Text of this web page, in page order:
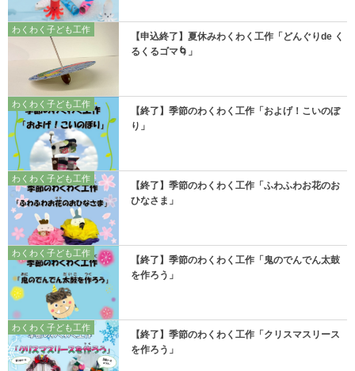
わくわく子ども工作
【申込終了】夏休みわくわく工作「どんぐりde く
るくるゴマ🌀」
わくわく子ども工作
【終了】季節のわくわく工作「およげ！こいのぼ
り」
わくわく子ども工作
【終了】季節のわくわく工作「ふわふわお花のお
ひなさま」
わくわく子ども工作
【終了】季節のわくわく工作「鬼のでんでん太鼓
を作ろう」
わくわく子ども工作
【終了】季節のわくわく工作「クリスマスリース
を作ろう」